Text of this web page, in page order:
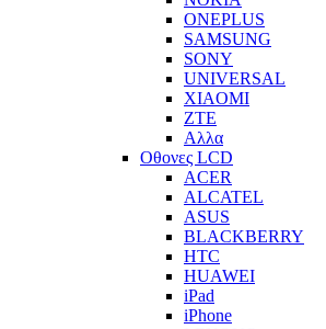
ONEPLUS
SAMSUNG
SONY
UNIVERSAL
XIAOMI
ZTE
Αλλα
Οθονες LCD
ACER
ALCATEL
ASUS
BLACKBERRY
HTC
HUAWEI
iPad
iPhone